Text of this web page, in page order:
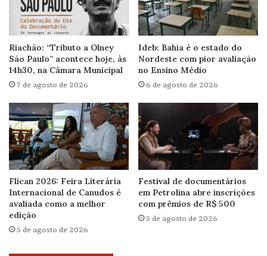
Riachão: “Tributo a Olney
São Paulo” acontece hoje, às
14h30, na Câmara Municipal
7 de agosto de 2026
Ideb: Bahia é o estado do
Nordeste com pior avaliação
no Ensino Médio
6 de agosto de 2026
Flican 2026: Feira Literária
Internacional de Canudos é
avaliada como a melhor
edição
5 de agosto de 2026
Festival de documentários
em Petrolina abre inscrições
com prêmios de R$ 500
5 de agosto de 2026